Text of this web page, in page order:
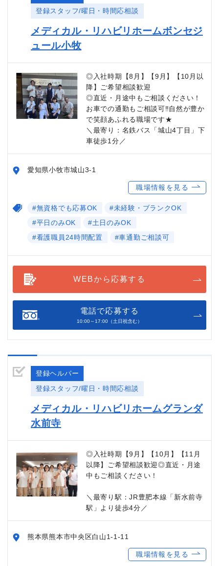
登録スタッフ/曜日・時間応相談
メディカル・リハビリホームボンセジ
ュール小牧
◎入社時期【8月】【9月】【10月以
降】ご希望相談歓迎
◎直近・月途中もご相談ください！
お車での通勤もご相談可‼自然が豊か
で笑顔あふれる職場です★
＼最寄り：名鉄バス「城山4丁目」下
車徒歩1分／
愛知県小牧市城山3-1
職場情報を見る
#無資格でも応募OK
#未経験・ブランクOK
#平日のみOK
#土日のみOK
#看護職員24時間配置
#車通勤ご相談可
WEBから応募する
電話で応募する
10:00～17:00（土日祝含む）
登録ヘルパー
登録スタッフ/曜日・時間応相談
メディカル・リハビリホームグランダ
水前寺
◎入社時期【9月】【10月】【11月
以降】ご希望相談歓迎◎直近・月途
中もご相談ください！
＼最寄り駅：JR豊肥本線「新水前寺
駅」より徒歩4分／
熊本県熊本市中央区白山1-1-11
職場情報を見る